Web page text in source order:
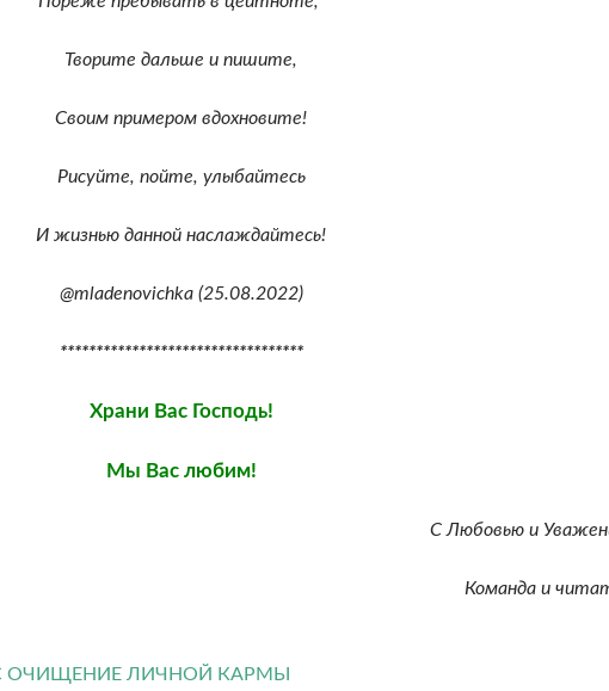
Творите дальше и пишите,
Своим примером вдохновите!
Рисуйте, пойте, улыбайтесь
И жизнью данной наслаждайтесь!
@mladenovichka (25.08.2022)
**********************************
Храни Вас Господь!
Мы Вас любим!
С Любовью и
Команда и